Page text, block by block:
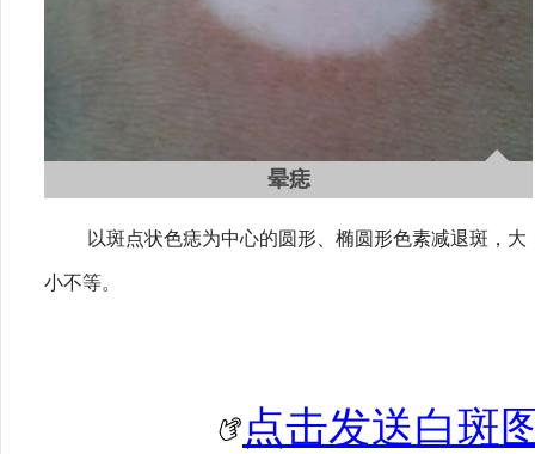
晕痣
以斑点状色痣为中心的圆形、椭圆形色素减退斑，大
小不等。
点击发送白斑